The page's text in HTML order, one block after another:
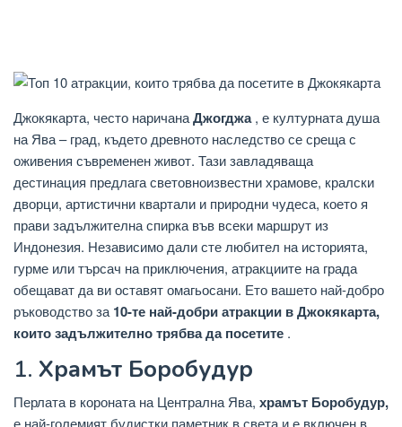
Джокякарта, често наричанаДжогджа, е културната душа
на Ява – град, където древното наследство се среща с
оживения съвременен живот. Тази завладяваща
дестинация предлага световноизвестни храмове, кралски
дворци, артистични квартали и природни чудеса, което я
прави задължителна спирка във всеки маршрут из
Индонезия. Независимо дали сте любител на историята,
гурме или търсач на приключения, атракциите на града
обещават да ви оставят омагьосани. Ето вашето най-добро
ръководство за 10-те най-добри атракции в Джокякарта,
които задължително трябва да посетите .
1. Храмът Боробудур
Перлата в короната на Централна Ява, храмът Боробудур,
е най-големият будистки паметник в света и е включен в